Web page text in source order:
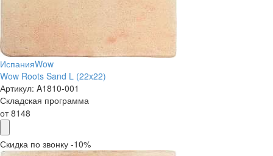
ИспанияWow
Wow Roots Sand L (22x22)
Артикул: A1810-001
Складская программа
от8148
Скидка по звонку -10%